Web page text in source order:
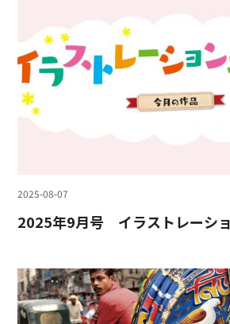
2025-08-07
2025年9月号 イラストレーシ